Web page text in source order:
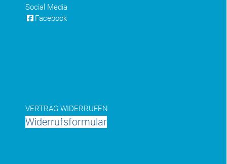
Social Media
Facebook
VERTRAG WIDERRUFEN
Widerrufsformular